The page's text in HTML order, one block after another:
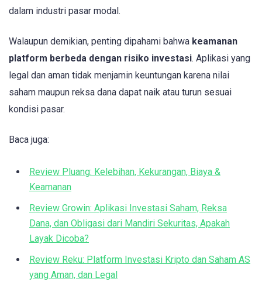
dalam industri pasar modal.
Walaupun demikian, penting dipahami bahwa keamanan
platform berbeda dengan risiko investasi. Aplikasi yang
legal dan aman tidak menjamin keuntungan karena nilai
saham maupun reksa dana dapat naik atau turun sesuai
kondisi pasar.
Baca juga:
Review Pluang: Kelebihan, Kekurangan, Biaya &
Keamanan
Review Growin: Aplikasi Investasi Saham, Reksa
Dana, dan Obligasi dari Mandiri Sekuritas, Apakah
Layak Dicoba?
Review Reku: Platform Investasi Kripto dan Saham AS
yang Aman, dan Legal